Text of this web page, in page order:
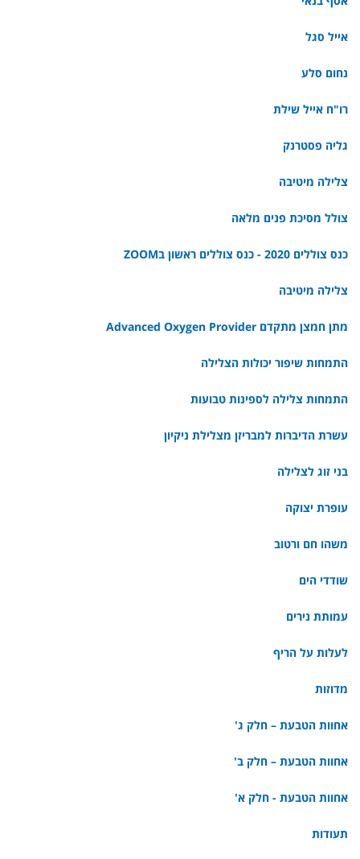
אייל סגל
נחום סלע
רו"ח אייל שילת
גליה פסטרנק
צלילה מיטיבה
צולל מסיכת פנים מלאה
כנס צוללים 2020 - כנס צוללים ראשון בZOOM
צלילה מיטיבה
מתן חמצן מתקדם Advanced Oxygen Provider
התמחות שיפור יכולות הצלילה
התמחות צלילה לספינות טבועות
עשרת הדיברות למבריזן מצלילת ניקיון
בני זוג לצלילה
עופרת יצוקה
משהו חם ורטוב
שודדי הים
עמותת נירים
לעלות על הריף
מדוזות
אחוות הטבעת – חלק ג'
אחוות הטבעת – חלק ב'
אחוות הטבעת - חלק א'
תעודות